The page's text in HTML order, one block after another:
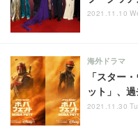
2021.11.10
「スター
ット」、
海外ドラマ
2021.11.30